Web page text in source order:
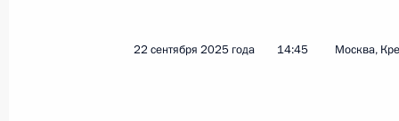
22 сентября 2025 года 14:45 Москва,